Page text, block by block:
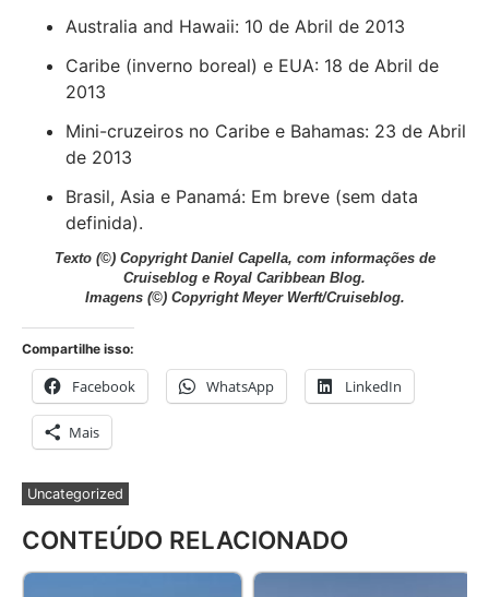
Australia and Hawaii: 10 de Abril de 2013
Caribe (inverno boreal) e EUA: 18 de Abril de
2013
Mini-cruzeiros no Caribe e Bahamas: 23 de Abril
de 2013
Brasil, Asia e Panamá: Em breve (sem data
definida).
Texto (©) Copyright Daniel Capella, com informações de
Cruiseblog e Royal Caribbean Blog.
Imagens (©) Copyright Meyer Werft/Cruiseblog.
Compartilhe isso:
Facebook WhatsApp LinkedIn
Mais
Uncategorized
CONTEÚDO RELACIONADO